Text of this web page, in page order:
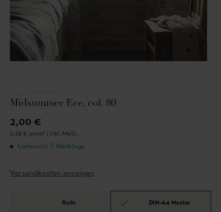
Midsummer Ece, col. 80
2,00 €
0,38 € pro m² | inkl. MwSt.
Lieferzeit: 5 Werktage
Versandkosten anzeigen
Rolle DIN-A4 Muster